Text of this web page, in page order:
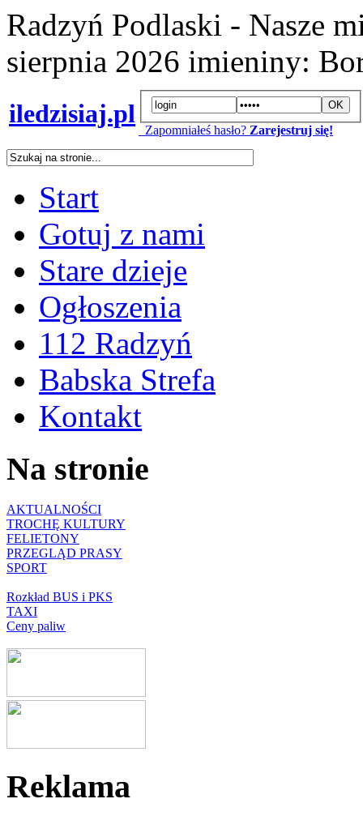
Radzyń Podlaski - Nasze
sierpnia 2026 imieniny:
iledzisiaj.pl
Zapomniałeś hasło? Zarejestruj się!
Start
Gotuj z nami
Stare dzieje
Ogłoszenia
112 Radzyń
Babska Strefa
Kontakt
Na stronie
AKTUALNOŚCI
TROCHĘ KULTURY
FELIETONY
PRZEGLĄD PRASY
SPORT
Rozkład BUS i PKS
TAXI
Ceny paliw
Reklama